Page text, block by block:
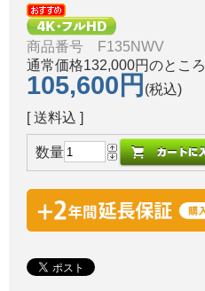
商品番号 F135NWV
通常価格132,000円のところ
105,600円 (税込)
[ 送料込 ]
数量